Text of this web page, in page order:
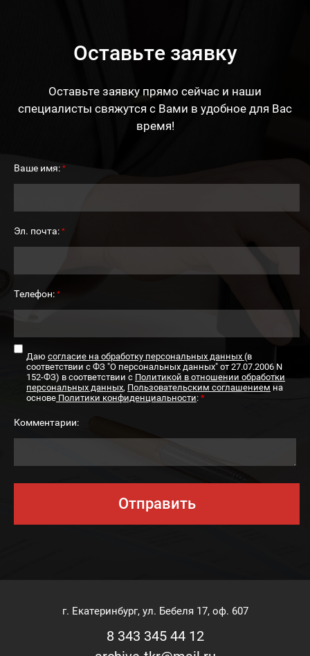
Оставьте заявку
Оставьте заявку прямо сейчас и наши
специалисты свяжутся с Вами в удобное для Вас
время!
Ваше имя: *
Эл. почта: *
Телефон: *
Даю согласие на обработку персональных данных (в
соответствии с ФЗ "О персональных данных" от 27.07.2006 N
152-ФЗ) в соответствии с Политикой в отношении обработки
персональных данных, Пользовательским соглашением на
основе Политики конфиденциальности: *
Комментарии:
Отправить
г. Екатеринбург, ул. Бебеля 17, оф. 607
8 343 345 44 12